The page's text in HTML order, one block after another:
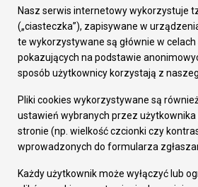
Załatw sprawę
Prezydent Miasta
Rada Miasta
Wydziały
Elektroniczna Skrzynka Podawcza
Gospodarka
Fundusze europejskie
Środki krajowe
Oferty inwestycyjne
Pozostałe
Nasz serwis internetowy wykorzystuje
(„ciasteczka”), zapisywane w
te wykorzystywane są głównie w
pokazujących na podstawie
sposób użytkownicy korzystają z
Pliki cookies wykorzystywane są
ustawień wybranych przez
stronie (np. wielkość czcionki czy
wprowadzonych do formularza
Każdy użytkownik może wyłączyć lub